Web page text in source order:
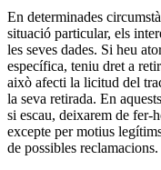
En determinades
situació particular, els
les seves dades. Si heu
específica, teniu dret a
això afecti la licitud del
la seva retirada. En
si escau, deixarem de fer-
excepte per motius
de possibles reclamacions.